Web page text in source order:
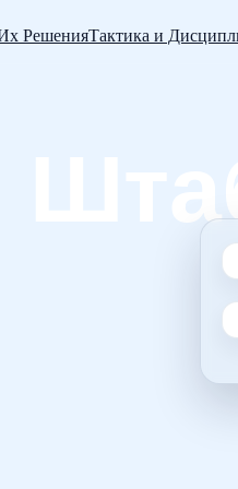
РешенияТактика и